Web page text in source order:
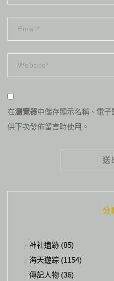
在瀏覽器中儲存顯示名稱、電
供下次發佈留言時使用。
分
神社遺跡 (85)
海天遊踪 (1154)
傳記人物 (36)